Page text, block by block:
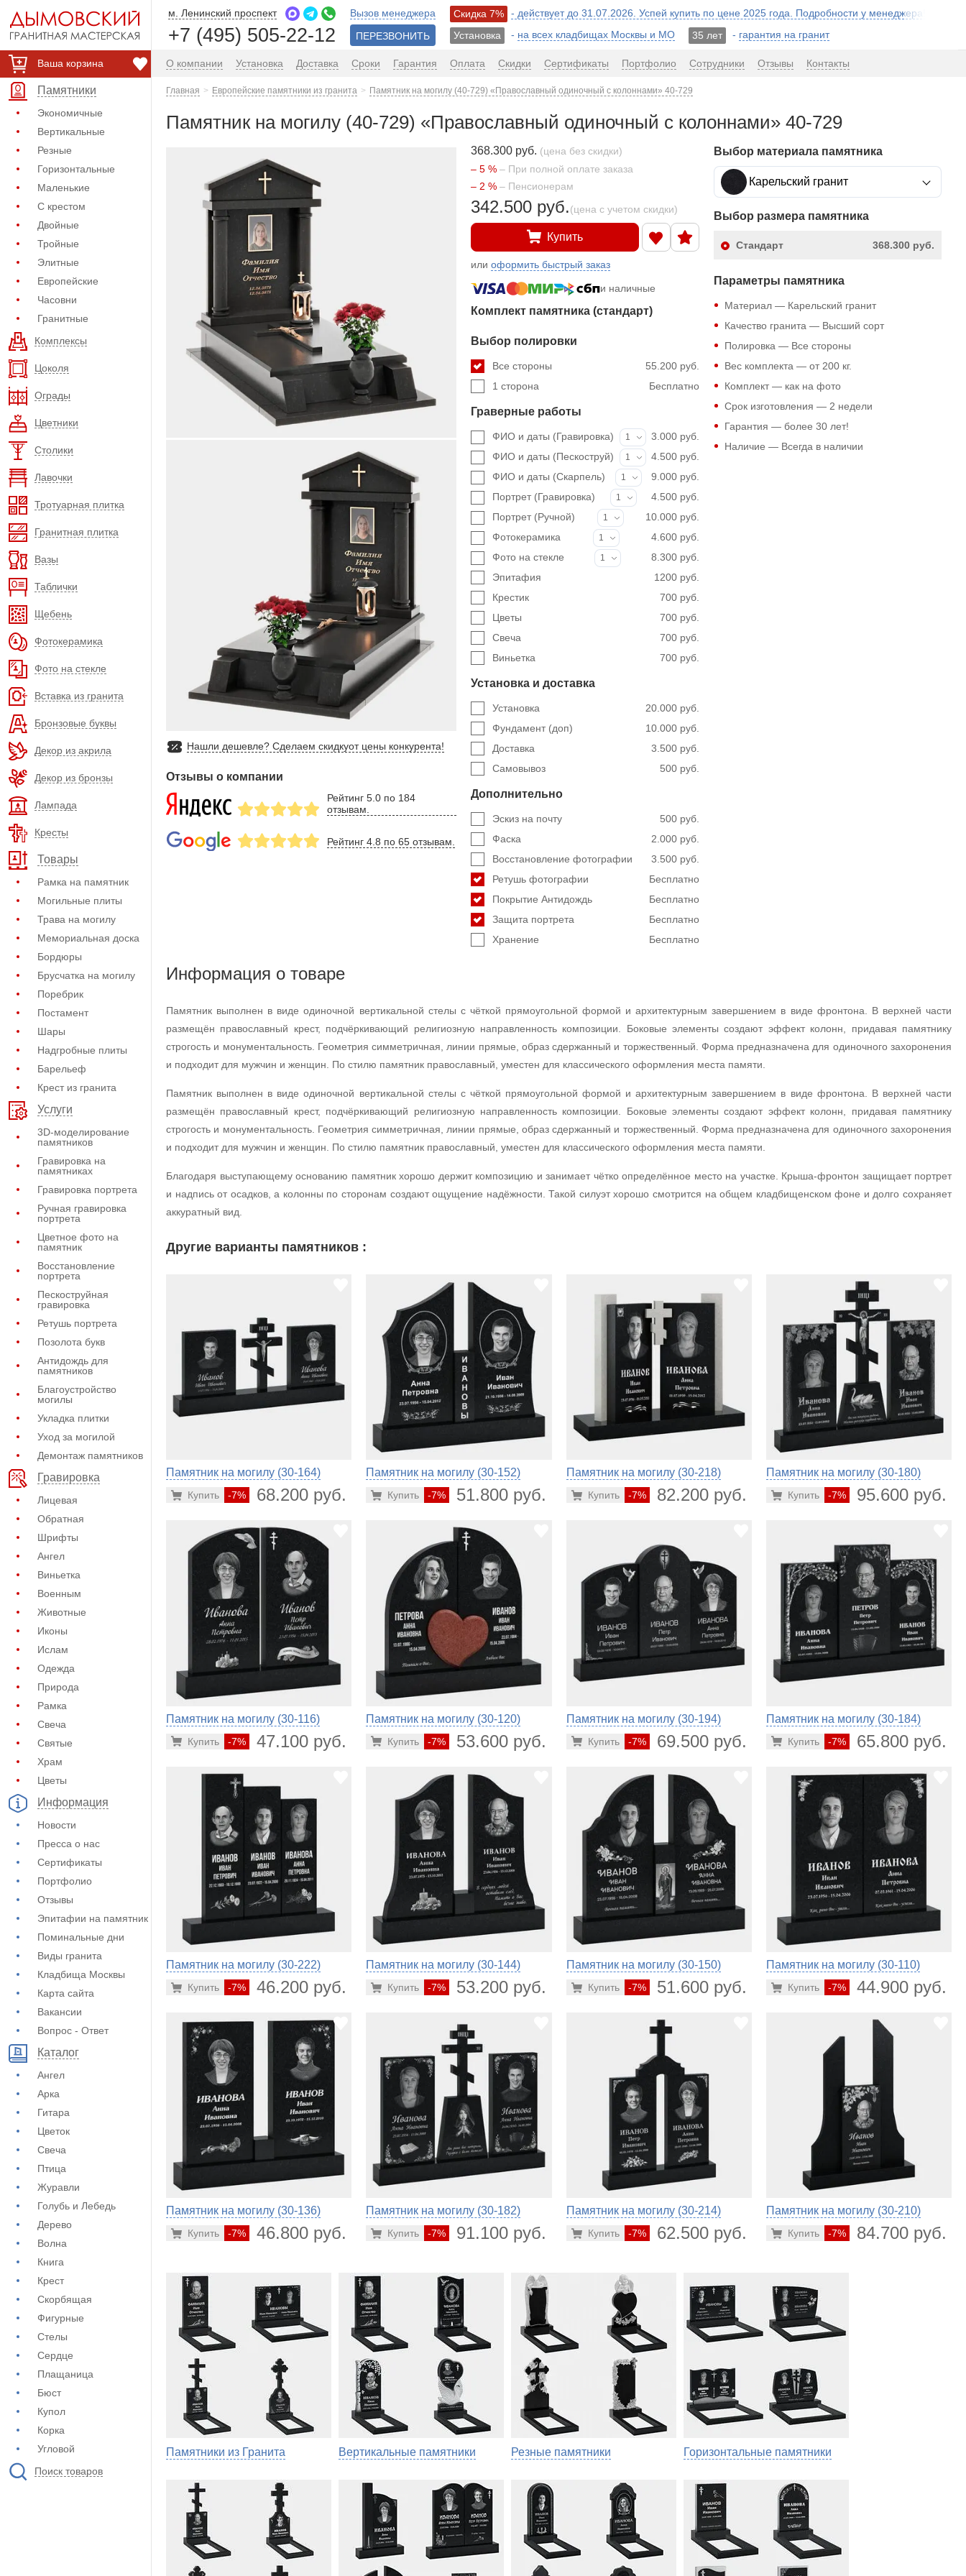
Ваша корзина
Памятники
Экономичные
Вертикальные
Резные
Горизонтальные
Маленькие
С крестом
Двойные
Тройные
Элитные
Европейские
Часовни
Гранитные
Комплексы
Цоколя
Ограды
Цветники
Столики
Лавочки
Тротуарная плитка
Гранитная плитка
Вазы
Таблички
Щебень
Фотокерамика
Фото на стекле
Вставка из гранита
Бронзовые буквы
Декор из акрила
Декор из бронзы
Лампада
Кресты
Товары
Рамка на памятник
Могильные плиты
Трава на могилу
Мемориальная доска
Бордюры
Брусчатка на могилу
Поребрик
Постамент
Шары
Надгробные плиты
Барельеф
Крест из гранита
Услуги
3D-моделирование
памятников
Гравировка на
памятниках
Гравировка портрета
Ручная гравировка
портрета
Цветное фото на
памятник
Восстановление
портрета
Пескоструйная
гравировка
Ретушь портрета
Позолота букв
Антидождь для
памятников
Благоустройство
могилы
Укладка плитки
Уход за могилой
Демонтаж памятников
Гравировка
Лицевая
Обратная
Шрифты
Ангел
Виньетка
Военным
Животные
Иконы
Ислам
Одежда
Природа
Рамка
Свеча
Святые
Храм
Цветы
Информация
Новости
Пресса о нас
Сертификаты
Портфолио
Отзывы
Эпитафии на памятник
Поминальные дни
Виды гранита
Кладбища Москвы
Карта сайта
Вакансии
Вопрос - Ответ
Каталог
Ангел
Арка
Гитара
Цветок
Свеча
Птица
Журавли
Голубь и Лебедь
Дерево
Волна
Книга
Крест
Скорбящая
Фигурные
Стелы
Сердце
Плащаница
Бюст
Купол
Корка
Угловой
Поиск товаров
м. Ленинский проспект
+7 (495) 505-22-12
Вызов менеджера
ПЕРЕЗВОНИТЬ
Скидка 7%
- действует до 31.07.2026. Успей купить по цене 2025 года. Подробности у менеджера!
Установка
- на всех кладбищах Москвы и МО 35 лет - гарантия на гранит
О компании Установка Доставка Сроки Гарантия Оплата Скидки Сертификаты Портфолио Сотрудники Отзывы Контакты
Главная Европейские памятники из гранита Памятник на могилу (40-729) «Православный одиночный с колоннами» 40-729
Памятник на могилу (40-729) «Православный одиночный с колоннами» 40-729
Нашли дешевле? Сделаем скидкуот цены конкурента!
Отзывы о компании
Рейтинг 5.0 по 184
отзывам.
Рейтинг 4.8 по 65 отзывам.
368.300 руб. (цена без скидки)
– 5 % – При полной оплате заказа
– 2 % – Пенсионерам
342.500 руб.(цена с учетом скидки)
Купить
илиоформить быстрый заказ
и наличные
Комплект памятника (стандарт)
Выбор полировки
55.200 руб.
Все стороны
Бесплатно
1 сторона
Граверные работы
ФИО и даты (Гравировка) 1
3.000 руб.
ФИО и даты (Пескоструй)
1
4.500 руб.
ФИО и даты (Скарпель)
1
9.000 руб.
Портрет (Гравировка)
1
4.500 руб.
Портрет (Ручной)
1
10.000 руб.
Фотокерамика
1
4.600 руб.
Фото на стекле
1
8.300 руб.
1200 руб.
Эпитафия
700 руб.
Крестик
700 руб.
Цветы
700 руб.
Свеча
700 руб.
Виньетка
Установка и доставка
20.000 руб.
Установка
10.000 руб.
Фундамент (доп)
3.500 руб.
Доставка
500 руб.
Самовывоз
Дополнительно
500 руб.
Эскиз на почту
2.000 руб.
Фаска
3.500 руб.
Восстановление фотографии
Бесплатно
Ретушь фотографии
Бесплатно
Покрытие Антидождь
Бесплатно
Защита портрета
Бесплатно
Хранение
Выбор материала памятника
Карельский гранит
Выбор размера памятника
368.300 руб.
Стандарт
Параметры памятника
Материал — Карельский гранит
Качество гранита — Высший сорт
Полировка — Все стороны
Вес комплекта — от 200 кг.
Комплект — как на фото
Срок изготовления — 2 недели
Гарантия — более 30 лет!
Наличие — Всегда в наличии
Информация о товаре
Памятник выполнен в виде одиночной вертикальной стелы с чёткой прямоугольной формой и архитектурным завершением в виде фронтона. В верхней части
размещён православный крест, подчёркивающий религиозную направленность композиции. Боковые элементы создают эффект колонн, придавая памятнику
строгость и монументальность. Геометрия симметричная, линии прямые, образ сдержанный и торжественный. Форма предназначена для одиночного захоронения
и подходит для мужчин и женщин. По стилю памятник православный, уместен для классического оформления места памяти.
Памятник выполнен в виде одиночной вертикальной стелы с чёткой прямоугольной формой и архитектурным завершением в виде фронтона. В верхней части
размещён православный крест, подчёркивающий религиозную направленность композиции. Боковые элементы создают эффект колонн, придавая памятнику
строгость и монументальность. Геометрия симметричная, линии прямые, образ сдержанный и торжественный. Форма предназначена для одиночного захоронения
и подходит для мужчин и женщин. По стилю памятник православный, уместен для классического оформления места памяти.
Благодаря выступающему основанию памятник хорошо держит композицию и занимает чётко определённое место на участке. Крыша-фронтон защищает портрет
и надпись от осадков, а колонны по сторонам создают ощущение надёжности. Такой силуэт хорошо смотрится на общем кладбищенском фоне и долго сохраняет
аккуратный вид.
Другие варианты памятников :
Памятник на могилу (30-164)
-7% 68.200 руб.
Купить
Памятник на могилу (30-152)
-7% 51.800 руб.
Купить
Памятник на могилу (30-218)
-7% 82.200 руб.
Купить
Памятник на могилу (30-180)
-7% 95.600 руб.
Купить
Памятник на могилу (30-116)
-7% 47.100 руб.
Купить
Памятник на могилу (30-120)
-7% 53.600 руб.
Купить
Памятник на могилу (30-194)
-7% 69.500 руб.
Купить
Памятник на могилу (30-184)
-7% 65.800 руб.
Купить
Памятник на могилу (30-222)
-7% 46.200 руб.
Купить
Памятник на могилу (30-144)
-7% 53.200 руб.
Купить
Памятник на могилу (30-150)
-7% 51.600 руб.
Купить
Памятник на могилу (30-110)
-7% 44.900 руб.
Купить
Памятник на могилу (30-136)
-7% 46.800 руб.
Купить
Памятник на могилу (30-182)
-7% 91.100 руб.
Купить
Памятник на могилу (30-214)
-7% 62.500 руб.
Купить
Памятник на могилу (30-210)
-7% 84.700 руб.
Купить
Памятники из Гранита Вертикальные памятники Резные памятники Горизонтальные памятники